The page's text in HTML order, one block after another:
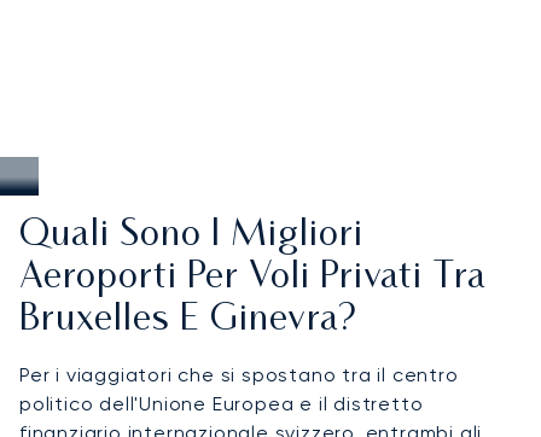
Quali Sono I Migliori
Aeroporti Per Voli Privati Tra
Bruxelles E Ginevra?
Per i viaggiatori che si spostano tra il centro
politico dell'Unione Europea e il distretto
finanziario internazionale svizzero, entrambi gli